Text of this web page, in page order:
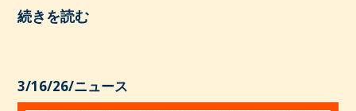
続きを読む
3/16/26/ニュース